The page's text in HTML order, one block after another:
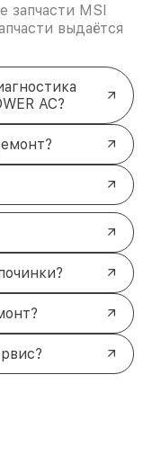
запчасти MSI
выдаётся
AC?